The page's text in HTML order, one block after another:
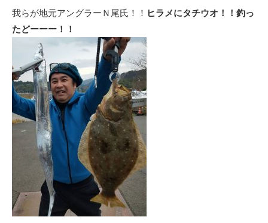
我らが地元アングラーＮ尾氏！！ ヒラメにタチウオ！！釣っ
たどーーー！！